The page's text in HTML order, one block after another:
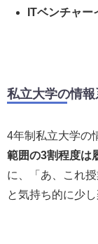
ITベンチャ
私立大学の情
4年制私立大学の
範囲の3割程度は
に、「あ、これ
と気持ち的に少